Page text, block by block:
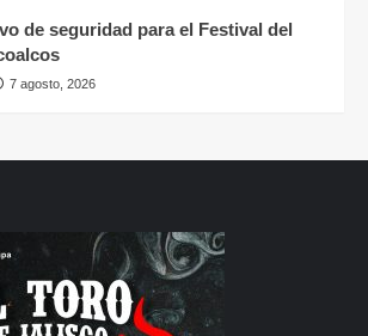
de seguridad para el Festival del
7 agosto, 2026